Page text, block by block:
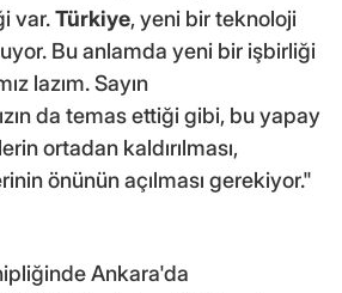
var.Türkiye, yeni bir teknoloji
Bu anlamda yeni bir işbirliği
lazım. Sayın
da temas ettiği gibi, bu yapay
ortadan kaldırılması,
önünün açılması gerekiyor."
Ankara'da